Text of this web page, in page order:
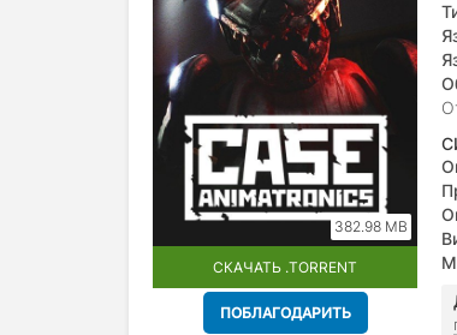
382.98 MB
СКАЧАТЬ .TORRENT
ПОБЛАГОДАРИТЬ